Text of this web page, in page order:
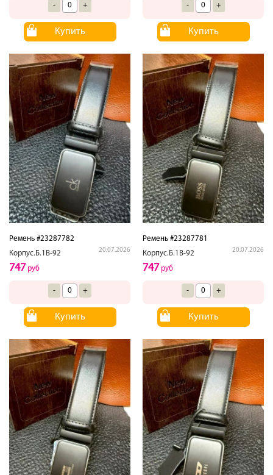
- +
Купить
- +
Купить
Ремень #23287782
Корпус.Б.1В-92
20.07.2026
747 руб
- +
Купить
Ремень #23287781
Корпус.Б.1В-92
20.07.2026
747 руб
- +
Купить